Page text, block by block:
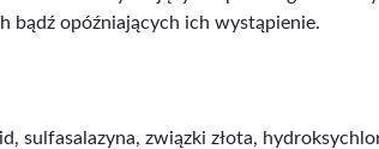
bądź opóźniających ich wystąpienie.
sulfasalazyna, związki złota,